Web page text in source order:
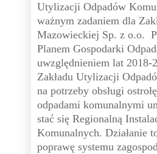
Utylizacji Odpadów
ważnym zadaniem dla
Mazowieckiej Sp. z o.o.
Planem Gospodarki
uwzględnieniem lat 2018-
Zakładu Utylizacji
na potrzeby obsługi
odpadami komunalnymi
stać się Regionalną
Komunalnych. Działanie
poprawę systemu